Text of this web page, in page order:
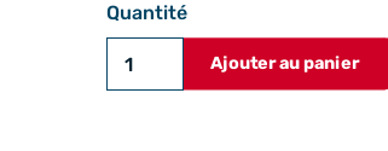
Quantité
Ajouter au panier